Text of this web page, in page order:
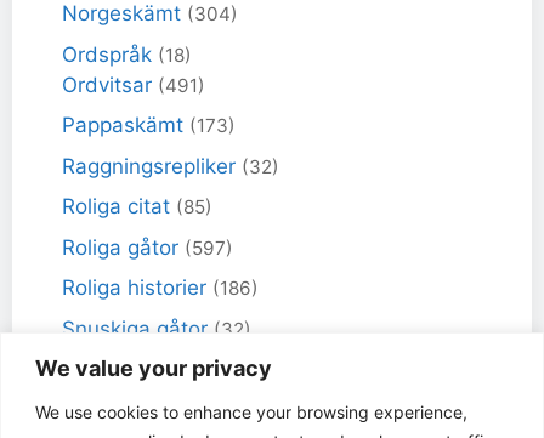
We value your privacy
We use cookies to enhance your browsing experience,
Norgeskämt (304)
Ordspråk (18)
Ordvitsar (491)
Pappaskämt (173)
Raggningsrepliker (32)
Roliga citat (85)
Roliga gåtor (597)
Roliga historier (186)
Snuskiga gåtor (32)
Snuskiga skämt(98)
Sportskämt (18)